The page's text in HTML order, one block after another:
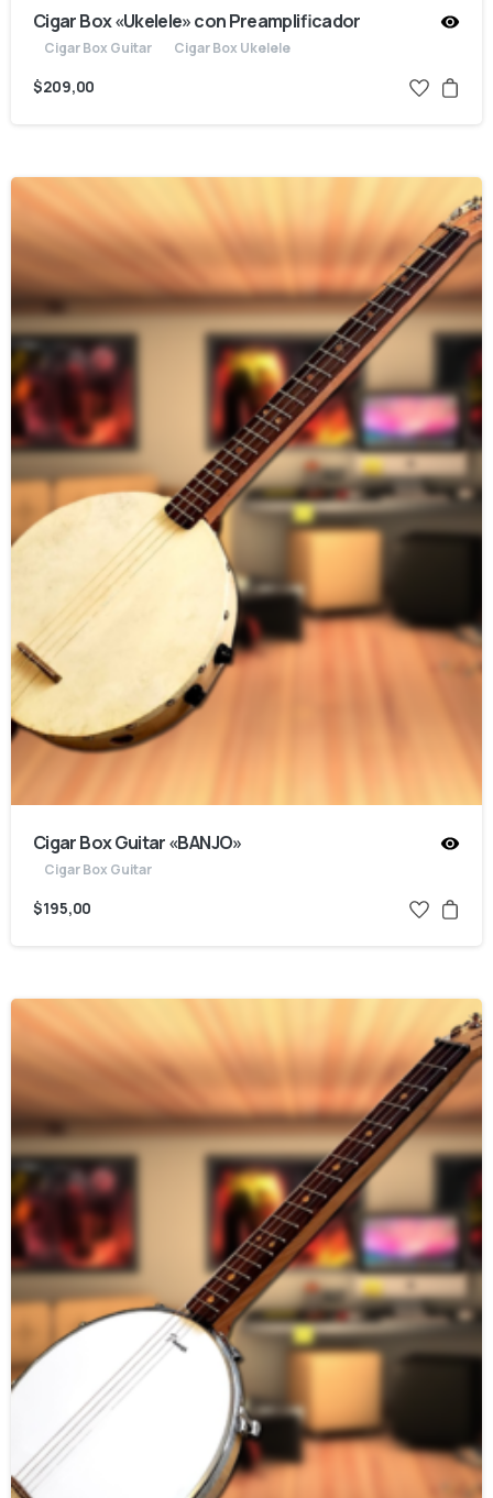
Cigar Box «Ukelele» con Preamplificador
Cigar Box Guitar Cigar Box Ukelele
$209,00
Cigar Box Guitar «BANJO»
Cigar Box Guitar
$195,00